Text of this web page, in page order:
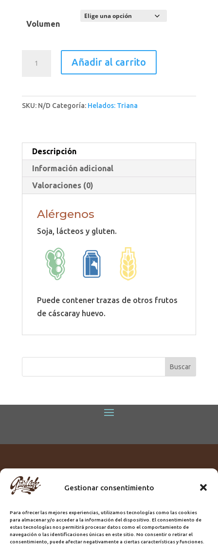
Gestionar consentimiento
Para ofrecer las mejores experiencias, utilizamos tecnologías como las cookies
para almacenar y/o acceder a la información del dispositivo. El consentimiento de
estas tecnologías nos permitirá procesar datos como el comportamiento de
navegación o las identificaciones únicas en este sitio. No consentir o retirar el
consentimiento, puede afectar negativamente a ciertas características y funciones.
10,50€
Volumen
Añadir al carrito
SKU: N/D Categoría: Helados: Triana
Descripción
Información adicional
Valoraciones (0)
Alérgenos
Soja, lácteos y gluten.
Puede contener trazas de otros frutos
de cáscaray huevo.
Titular:
ROME GUIRLACHE SL.
Domicilio:Calle Triana, 68
Ciudad:Las Palmas de Gran Canaria
Registro Sanitario:GC/20/PH/7192